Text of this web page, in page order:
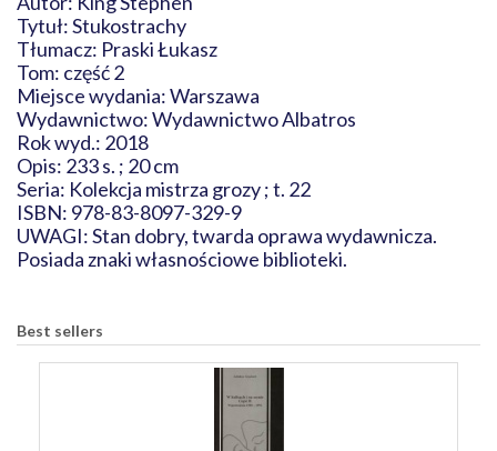
Tytuł: Stukostrachy
Tłumacz: Praski Łukasz
Tom: część 2
Miejsce wydania: Warszawa
Wydawnictwo: Wydawnictwo Albatros
Rok wyd.: 2018
Opis: 233 s. ; 20 cm
Seria: Kolekcja mistrza grozy ; t. 22
ISBN: 978-83-8097-329-9
UWAGI: Stan dobry, twarda oprawa wydawnicza.
Posiada znaki własnościowe biblioteki.
Best sellers